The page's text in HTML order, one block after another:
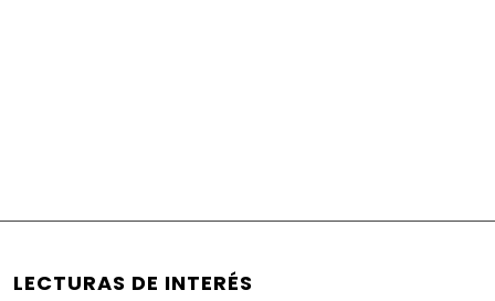
LECTURAS DE INTERÉS